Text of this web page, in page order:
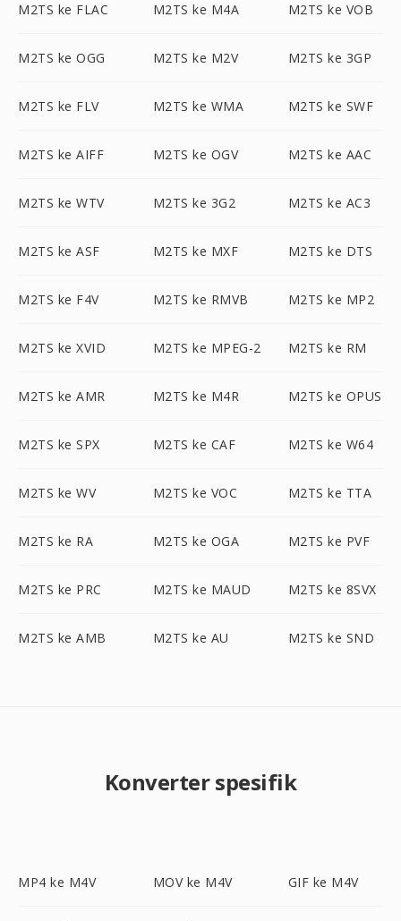
M2TS ke FLAC M2TS ke M4A M2TS ke VOB
M2TS ke OGG M2TS ke M2V M2TS ke 3GP
M2TS ke FLV M2TS ke WMA M2TS ke SWF
M2TS ke AIFF M2TS ke OGV M2TS ke AAC
M2TS ke WTV M2TS ke 3G2 M2TS ke AC3
M2TS ke ASF M2TS ke MXF M2TS ke DTS
M2TS ke F4V M2TS ke RMVB M2TS ke MP2
M2TS ke XVID M2TS ke MPEG-2 M2TS ke RM
M2TS ke AMR M2TS ke M4R M2TS ke OPUS
M2TS ke SPX M2TS ke CAF M2TS ke W64
M2TS ke WV M2TS ke VOC M2TS ke TTA
M2TS ke RA M2TS ke OGA M2TS ke PVF
M2TS ke PRC M2TS ke MAUD M2TS ke 8SVX
M2TS ke AMB M2TS ke AU M2TS ke SND
Konverter spesifik
MP4 ke M4V MOV ke M4V GIF ke M4V